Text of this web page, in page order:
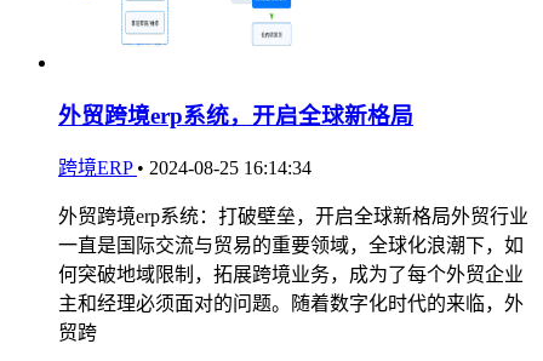
外贸跨境erp系统，开启全球新格局
跨境ERP • 2024-08-25 16:14:34
外贸跨境erp系统：打破壁垒，开启全球新格局外贸行业
一直是国际交流与贸易的重要领域，全球化浪潮下，如
何突破地域限制，拓展跨境业务，成为了每个外贸企业
主和经理必须面对的问题。随着数字化时代的来临，外
贸跨